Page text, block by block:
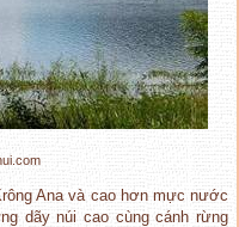
Ana và cao hơn mực nước
dãy núi cao cùng cánh rừng